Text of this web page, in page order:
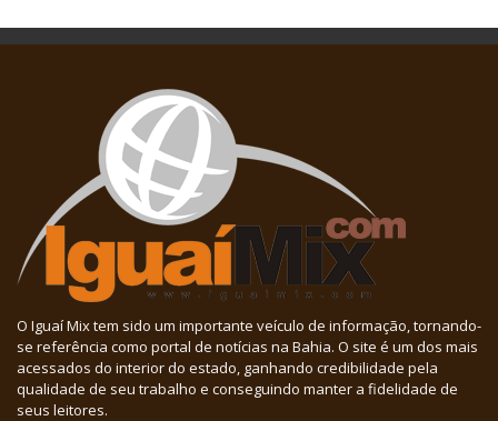
O Iguaí Mix tem sido um importante veículo de informação, tornando-
se referência como portal de notícias na Bahia. O site é um dos mais
acessados do interior do estado, ganhando credibilidade pela
qualidade de seu trabalho e conseguindo manter a fidelidade de
seus leitores.